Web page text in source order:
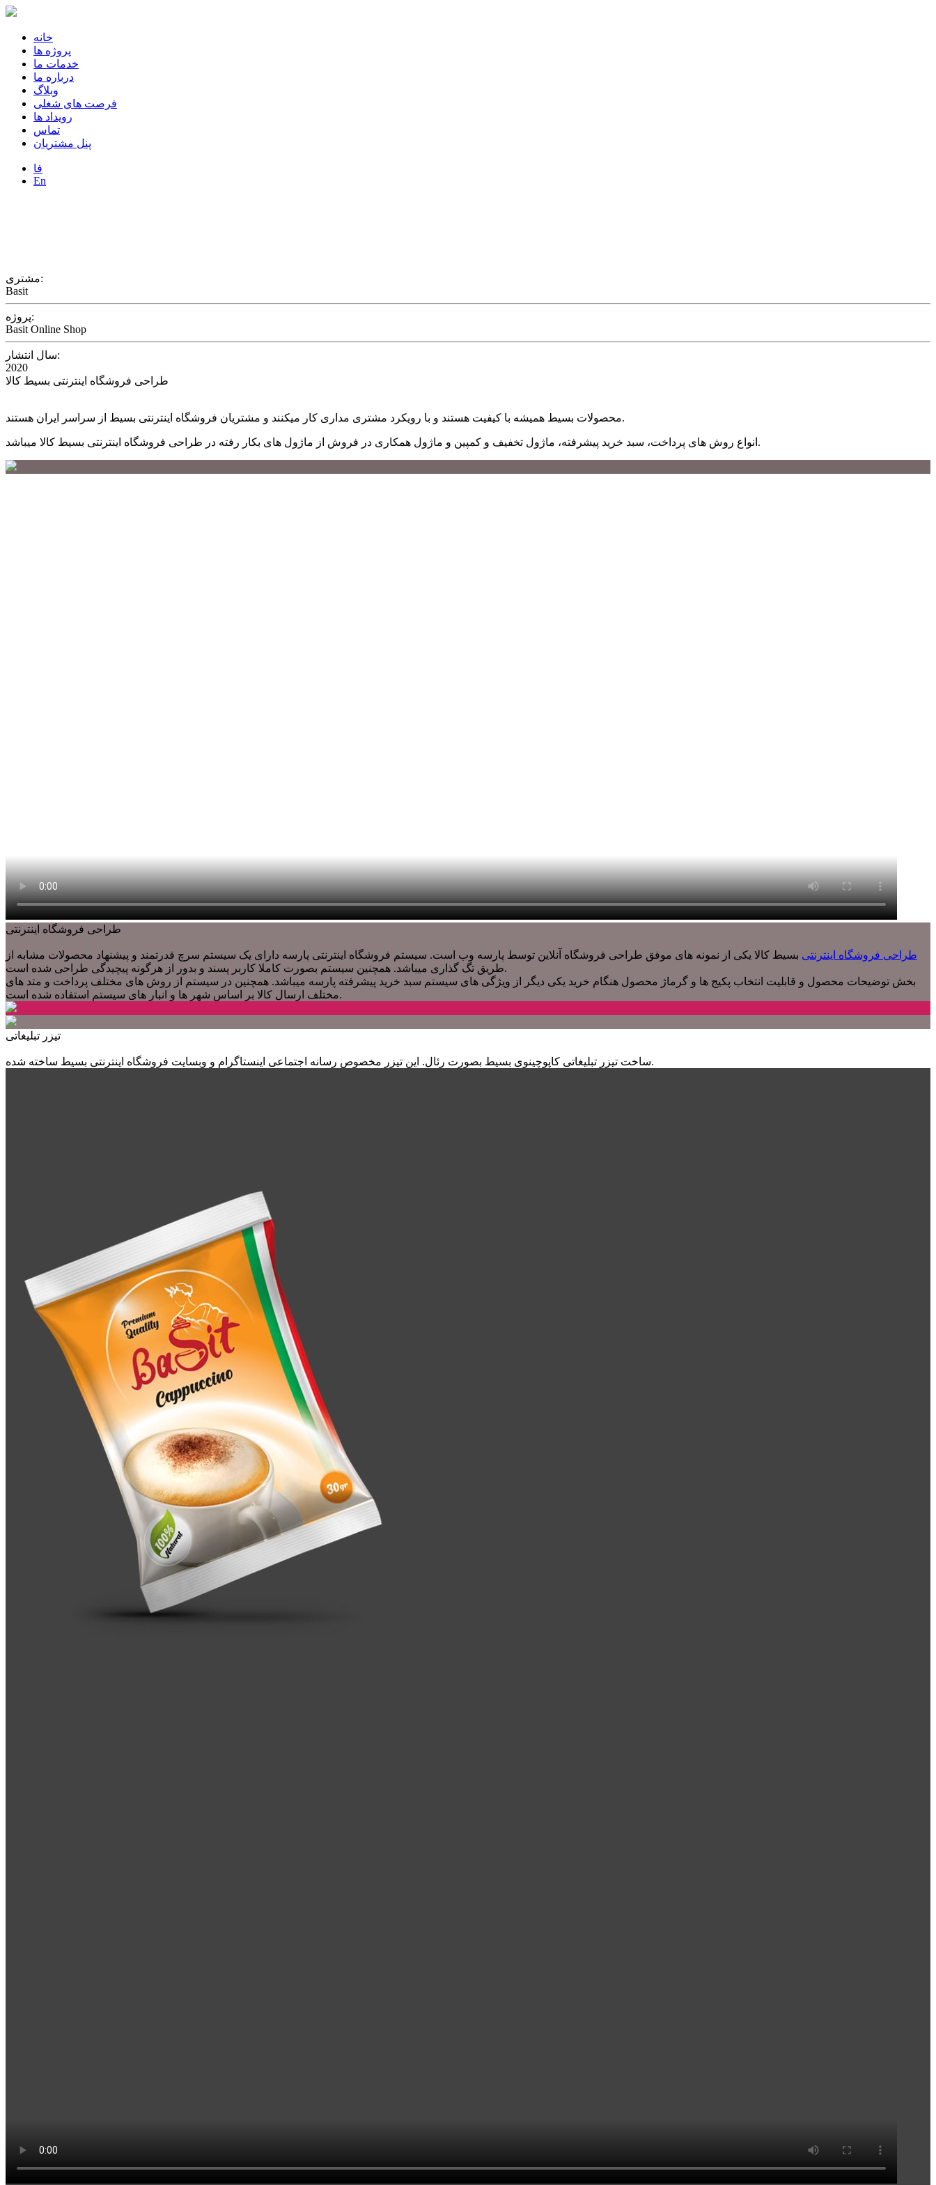
خانه
پروژه ها
خدمات ما
درباره ما
وبلاگ
فرصت های شغلی
رویداد ها
تماس
پنل مشتریان
فا
En
مشتری:
Basit
پروژه:
Basit Online Shop
سال انتشار:
2020
طراحی فروشگاه اینترنتی بسیط کالا
محصولات بسیط همیشه با کیفیت هستند و با رویکرد مشتری مداری کار میکنند و مشتریان فروشگاه اینترنتی بسیط از سراسر ایران هستند.
انواع روش های پرداخت، سبد خرید پیشرفته، ماژول تخفیف و کمپین و ماژول همکاری در فروش از ماژول های بکار رفته در طراحی فروشگاه اینترنتی بسیط کالا میباشد.
طراحی فروشگاه اینترنتی
طراحی فروشگاه اینترنتی بسیط کالا یکی از نمونه های موفق طراحی فروشگاه آنلاین توسط پارسه وب است. سیستم فروشگاه اینترنتی پارسه دارای یک سیستم سرچ قدرتمند و پیشنهاد محصولات مشابه از
طریق تگ گذاری میباشد. همچنین سیستم بصورت کاملا کاربر پسند و بدور از هرگونه پیچیدگی طراحی شده است.
بخش توضیحات محصول و قابلیت انتخاب پکیج ها و گرماژ محصول هنگام خرید یکی دیگر از ویژگی های سیستم سبد خرید پیشرفته پارسه میباشد. همچنین در سیستم از روش های مختلف پرداخت و متد های
مختلف ارسال کالا بر اساس شهر ها و انبار های سیستم استفاده شده است.
تیزر تبلیغاتی
ساخت تیزر تبلیغاتی کاپوچینوی بسیط بصورت رئال. این تیزر مخصوص رسانه اجتماعی اینستاگرام و وبسایت فروشگاه اینترنتی بسیط ساخته شده.